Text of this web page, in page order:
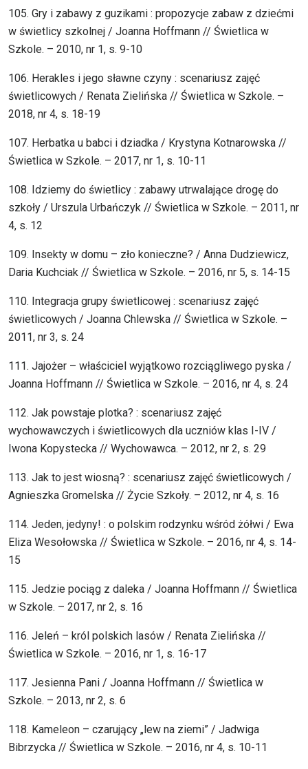
105. Gry i zabawy z guzikami : propozycje zabaw z dziećmi
w świetlicy szkolnej / Joanna Hoffmann // Świetlica w
Szkole. – 2010, nr 1, s. 9-10
106. Herakles i jego sławne czyny : scenariusz zajęć
świetlicowych / Renata Zielińska // Świetlica w Szkole. –
2018, nr 4, s. 18-19
107. Herbatka u babci i dziadka / Krystyna Kotnarowska //
Świetlica w Szkole. – 2017, nr 1, s. 10-11
108. Idziemy do świetlicy : zabawy utrwalające drogę do
szkoły / Urszula Urbańczyk // Świetlica w Szkole. – 2011, nr
4, s. 12
109. Insekty w domu – zło konieczne? / Anna Dudziewicz,
Daria Kuchciak // Świetlica w Szkole. – 2016, nr 5, s. 14-15
110. Integracja grupy świetlicowej : scenariusz zajęć
świetlicowych / Joanna Chlewska // Świetlica w Szkole. –
2011, nr 3, s. 24
111. Jajożer – właściciel wyjątkowo rozciągliwego pyska /
Joanna Hoffmann // Świetlica w Szkole. – 2016, nr 4, s. 24
112. Jak powstaje plotka? : scenariusz zajęć
wychowawczych i świetlicowych dla uczniów klas I-IV /
Iwona Kopystecka // Wychowawca. – 2012, nr 2, s. 29
113. Jak to jest wiosną? : scenariusz zajęć świetlicowych /
Agnieszka Gromelska // Życie Szkoły. – 2012, nr 4, s. 16
114. Jeden, jedyny! : o polskim rodzynku wśród żółwi / Ewa
Eliza Wesołowska // Świetlica w Szkole. – 2016, nr 4, s. 14-
15
115. Jedzie pociąg z daleka / Joanna Hoffmann // Świetlica
w Szkole. – 2017, nr 2, s. 16
116. Jeleń – król polskich lasów / Renata Zielińska //
Świetlica w Szkole. – 2016, nr 1, s. 16-17
117. Jesienna Pani / Joanna Hoffmann // Świetlica w
Szkole. – 2013, nr 2, s. 6
118. Kameleon – czarujący „lew na ziemi” / Jadwiga
Bibrzycka // Świetlica w Szkole. – 2016, nr 4, s. 10-11